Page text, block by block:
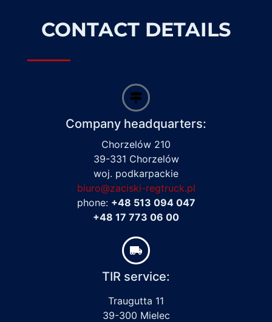
CONTACT DETAILS
Company headquarters:
Chorzelów 210
39-331 Chorzelów
woj. podkarpackie
biuro@zaciski-regtruck.pl
phone: +48 513 094 047
+48 17 773 06 00
TIR service:
Traugutta 11
39-300 Mielec